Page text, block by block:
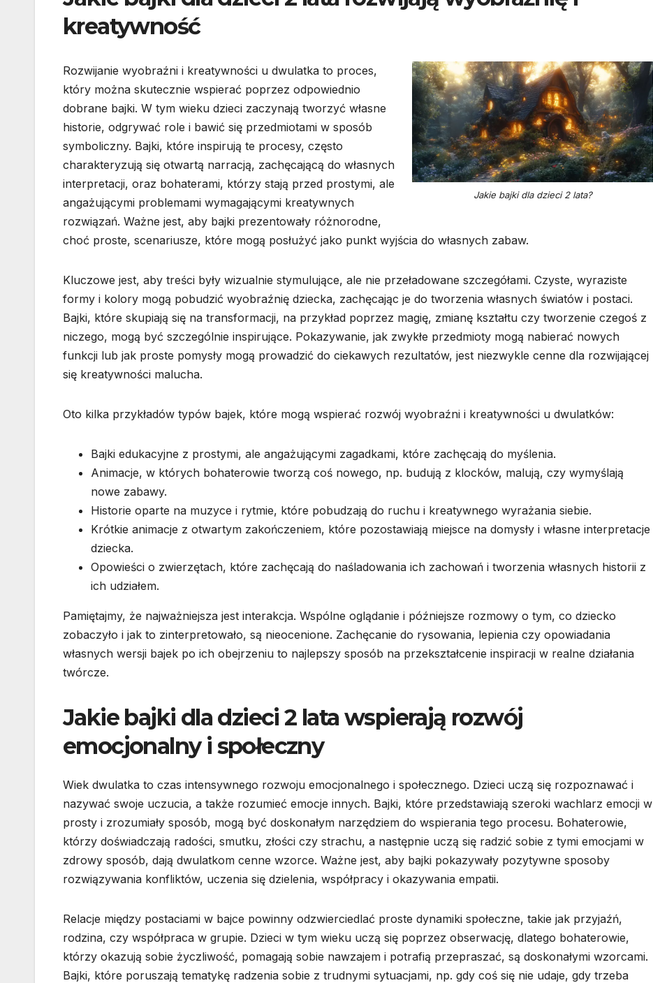
kreatywność
Jakie bajki dla dzieci 2 lata?
Rozwijanie wyobraźni i kreatywności u dwulatka to proces,
który można skutecznie wspierać poprzez odpowiednio
dobrane bajki. W tym wieku dzieci zaczynają tworzyć własne
historie, odgrywać role i bawić się przedmiotami w sposób
symboliczny. Bajki, które inspirują te procesy, często
charakteryzują się otwartą narracją, zachęcającą do własnych
interpretacji, oraz bohaterami, którzy stają przed prostymi, ale
angażującymi problemami wymagającymi kreatywnych
rozwiązań. Ważne jest, aby bajki prezentowały różnorodne,
choć proste, scenariusze, które mogą posłużyć jako punkt wyjścia do własnych zabaw.
Kluczowe jest, aby treści były wizualnie stymulujące, ale nie przeładowane szczegółami. Czyste, wyraziste
formy i kolory mogą pobudzić wyobraźnię dziecka, zachęcając je do tworzenia własnych światów i postaci.
Bajki, które skupiają się na transformacji, na przykład poprzez magię, zmianę kształtu czy tworzenie czegoś z
niczego, mogą być szczególnie inspirujące. Pokazywanie, jak zwykłe przedmioty mogą nabierać nowych
funkcji lub jak proste pomysły mogą prowadzić do ciekawych rezultatów, jest niezwykle cenne dla rozwijającej
się kreatywności malucha.
Oto kilka przykładów typów bajek, które mogą wspierać rozwój wyobraźni i kreatywności u dwulatków:
Bajki edukacyjne z prostymi, ale angażującymi zagadkami, które zachęcają do myślenia.
Animacje, w których bohaterowie tworzą coś nowego, np. budują z klocków, malują, czy wymyślają
nowe zabawy.
Historie oparte na muzyce i rytmie, które pobudzają do ruchu i kreatywnego wyrażania siebie.
Krótkie animacje z otwartym zakończeniem, które pozostawiają miejsce na domysły i własne interpretacje
dziecka.
Opowieści o zwierzętach, które zachęcają do naśladowania ich zachowań i tworzenia własnych historii z
ich udziałem.
Pamiętajmy, że najważniejsza jest interakcja. Wspólne oglądanie i późniejsze rozmowy o tym, co dziecko
zobaczyło i jak to zinterpretowało, są nieocenione. Zachęcanie do rysowania, lepienia czy opowiadania
własnych wersji bajek po ich obejrzeniu to najlepszy sposób na przekształcenie inspiracji w realne działania
twórcze.
Jakie bajki dla dzieci 2 lata wspierają rozwój
emocjonalny i społeczny
Wiek dwulatka to czas intensywnego rozwoju emocjonalnego i społecznego. Dzieci uczą się rozpoznawać i
nazywać swoje uczucia, a także rozumieć emocje innych. Bajki, które przedstawiają szeroki wachlarz emocji w
prosty i zrozumiały sposób, mogą być doskonałym narzędziem do wspierania tego procesu. Bohaterowie,
którzy doświadczają radości, smutku, złości czy strachu, a następnie uczą się radzić sobie z tymi emocjami w
zdrowy sposób, dają dwulatkom cenne wzorce. Ważne jest, aby bajki pokazywały pozytywne sposoby
rozwiązywania konfliktów, uczenia się dzielenia, współpracy i okazywania empatii.
Relacje między postaciami w bajce powinny odzwierciedlać proste dynamiki społeczne, takie jak przyjaźń,
rodzina, czy współpraca w grupie. Dzieci w tym wieku uczą się poprzez obserwację, dlatego bohaterowie,
którzy okazują sobie życzliwość, pomagają sobie nawzajem i potrafią przepraszać, są doskonałymi wzorcami.
Bajki, które poruszają tematykę radzenia sobie z trudnymi sytuacjami, np. gdy coś się nie udaje, gdy trzeba